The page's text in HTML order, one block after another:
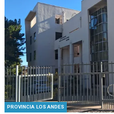
PROVINCIA LOS ANDES